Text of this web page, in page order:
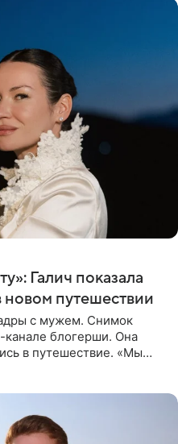
Галич показала
новом путешествии
с мужем. Снимок
канале блогерши. Она
в путешествие. «Мы